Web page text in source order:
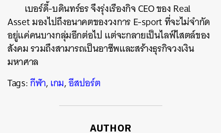
เบอร์ดี้-บดินทร์ธร จึงรุ่งเรืองกิจ CEO ของ Real
Asset มองไปถึงอนาคตของวงการ E-sport ที่จะไม่จำกัด
อยู่แค่คนบางกลุ่มอีกต่อไป แต่จะกลายเป็นไลฟ์ไสตล์ของ
สังคม รวมถึงสามารถเป็นอาชีพและสร้างธุรกิจวงเงิน
มหาศาล
Tags:กีฬา,เกม,อีสปอร์ต
AUTHOR